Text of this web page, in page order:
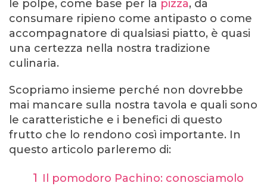
le polpe, come base per la pizza, da
consumare ripieno come antipasto o come
accompagnatore di qualsiasi piatto, è quasi
una certezza nella nostra tradizione
culinaria.
Scopriamo insieme perché non dovrebbe
mai mancare sulla nostra tavola e quali sono
le caratteristiche e i benefici di questo
frutto che lo rendono così importante. In
questo articolo parleremo di:
Il pomodoro Pachino: conosciamolo